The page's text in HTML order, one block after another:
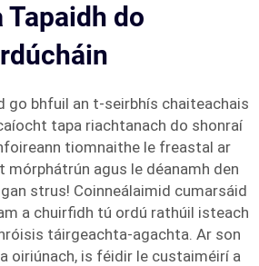
Tapaidh do
go bhfuil an t-seirbhís chaiteachais
tapa riachtanach do shonraí
tiomnaithe le freastal ar
mórphátrún agus le déanamh den
strus! Coinneálaimid cumarsáid
a chuirfidh tú ordú rathúil isteach
táirgeachta-agachta. Ar son
oiriúnach, is féidir le custaiméirí a